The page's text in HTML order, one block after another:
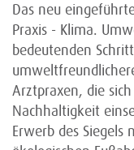
Das neu
Praxis - Klima.
bedeutenden
Arztpraxen, die
Nachhaltigkeit
Erwerb des